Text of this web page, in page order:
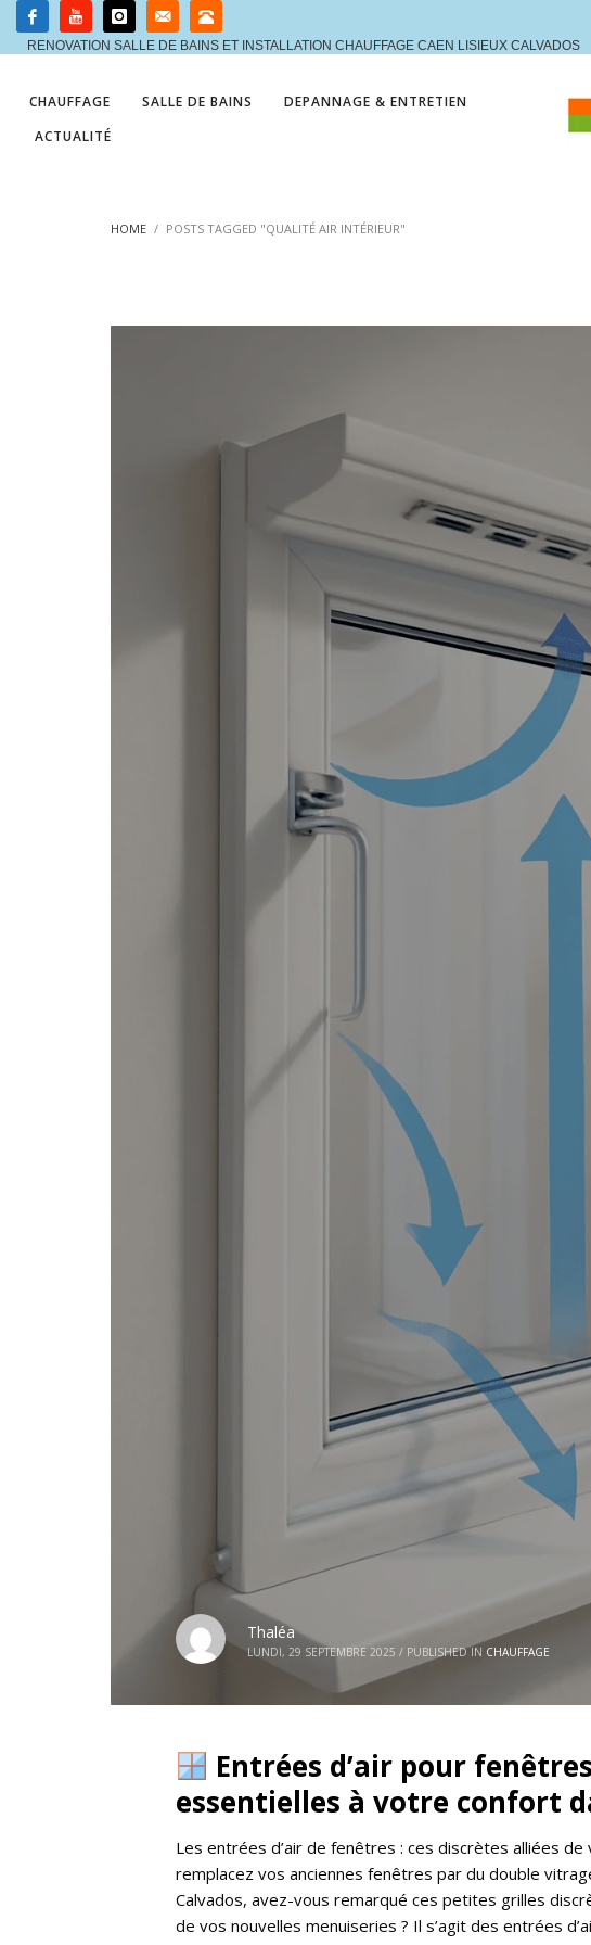
RENOVATION SALLE DE BAINS ET INSTALLATION CHAUFFAGE CAEN LISIEUX CALVADOS
CHAUFFAGE SALLE DE BAINS
DEPANNAGE & ENTRETIEN
ACTUALITÉ
HOME POSTS TAGGED "QUALITÉ AIR INTÉRIEUR"
Thaléa
LUNDI, 29 SEPTEMBRE 2025 / PUBLISHED IN CHAUFFAGE
Entrées d’air pour
essentielles à votre confort
Les entrées d’air de fenêtres : ces discrètes alliées
remplacez vos anciennes fenêtres par du double
Calvados, avez-vous remarqué ces petites grilles
de vos nouvelles menuiseries ? Il s’agit des entrées